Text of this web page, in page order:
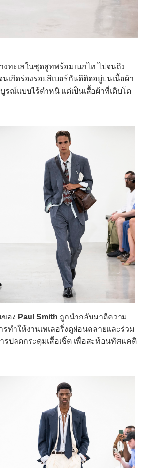
ะเลในชุดสูทพร้อมเนกไท ไปจนถึง
กิดร่องรอยสีเบอร์กันดีติดอยู่บนเนื้อผ้า
รณ์แบบไร้ตำหนิ แต่เป็นเสื้อผ้าที่เติบโต
ของ Paul Smith ถูกนำกลับมาตีความ
ำให้งานเทเลอริ่งดูผ่อนคลายและร่วม
รปลดกระดุมเสื้อเชิ้ต เพื่อสะท้อนทัศนคติ